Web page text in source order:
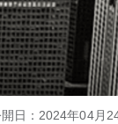
日：2024年04月